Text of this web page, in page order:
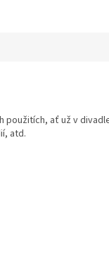
použitích, ať už v
atd.